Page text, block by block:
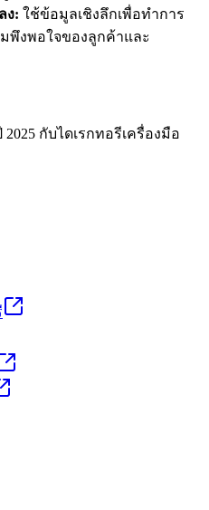
ง: ใช้ข้อมูลเชิงลึกเพื่อทำการ
พึงพอใจของลูกค้าและ
กับไดเรกทอรีเครื่องมือ